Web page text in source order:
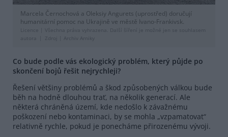
Marcela Černochová a Oleksiy Angurets (uprostřed) doručují
humanitární pomoc na Ukrajině ve městě Ivano-Frankivsk.
Licence |
Všechna práva vyhrazena. Další šíření je možné jen se souhlasem
autora
Zdroj | Archiv Arniky
Co bude podle vás ekologický problém, který půjde po
skončení bojů řešit nejrychleji?
Řešení většiny problémů a škod způsobených válkou bude
běh na hodně dlouhou trať, na několik generací. Ale
některá chráněná území, kde nedošlo k závažnému
poškození nebo kontaminaci, by se mohla „vzpamatovat“
relativně rychle, pokud je ponecháme přirozenému vývoji.